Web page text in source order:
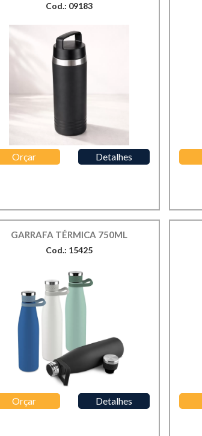
Cod.: 09183
Orçar Detalhes
GARRAFA TÉRMICA 750ML
Cod.: 15425
Orçar Detalhes